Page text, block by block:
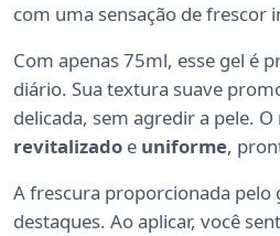
com uma sensação de frescor
Com apenas 75ml, esse gel é
diário. Sua textura suave
delicada, sem agredir a pele.
revitalizado e uniforme,
A frescura proporcionada pelo
destaques. Ao aplicar, você